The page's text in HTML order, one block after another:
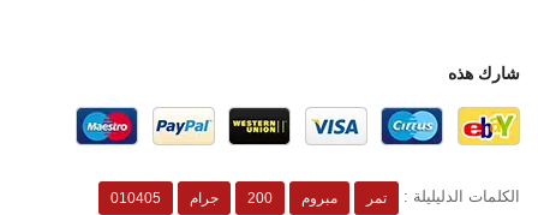
شارك هذه
الكلمات الدليليلة : تمر مبروم 200 جرام 010405